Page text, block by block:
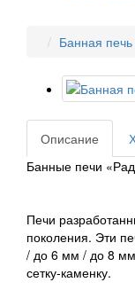
Банная
Описание
Банные печи
Печи
поколения. Эти
/ до 6 мм / до 8
сетку-каменку.